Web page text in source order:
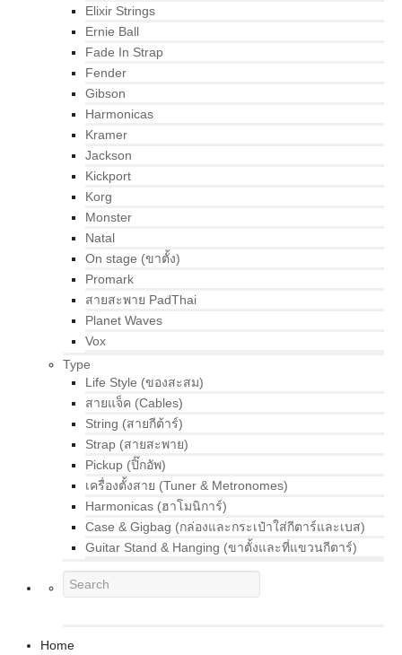
Elixir Strings
Ernie Ball
Fade In Strap
Fender
Gibson
Harmonicas
Kramer
Jackson
Kickport
Korg
Monster
Natal
On stage (ขาตั้ง)
Promark
สายสะพาย PadThai
Planet Waves
Vox
Type
Life Style (ของสะสม)
สายแจ็ค (Cables)
String (สายกีต้าร์)
Strap (สายสะพาย)
Pickup (ปิ๊กอัพ)
เครื่องตั้งสาย (Tuner & Metronomes)
Harmonicas (ฮาโมนิการ์)
Case & Gigbag (กล่องและกระเป๋าใส่กีตาร์และเบส)
Guitar Stand & Hanging (ขาตั้งและที่แขวนกีตาร์)
Home